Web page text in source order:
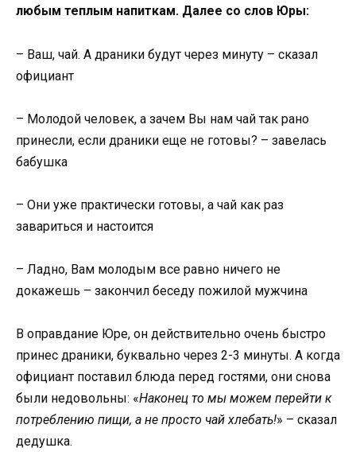
любым теплым напиткам. Далее со слов Юры:
– Ваш, чай. А драники будут через минуту – сказал
официант
– Молодой человек, а зачем Вы нам чай так рано
принесли, если драники еще не готовы? – завелась
бабушка
– Они уже практически готовы, а чай как раз
завариться и настоится
– Ладно, Вам молодым все равно ничего не
докажешь – закончил беседу пожилой мужчина
В оправдание Юре, он действительно очень быстро
принес драники, буквально через 2-3 минуты. А когда
официант поставил блюда перед гостями, они снова
были недовольны: «Наконец то мы можем перейти к
потреблению пищи, а не просто чай хлебать!» – сказал
дедушка.